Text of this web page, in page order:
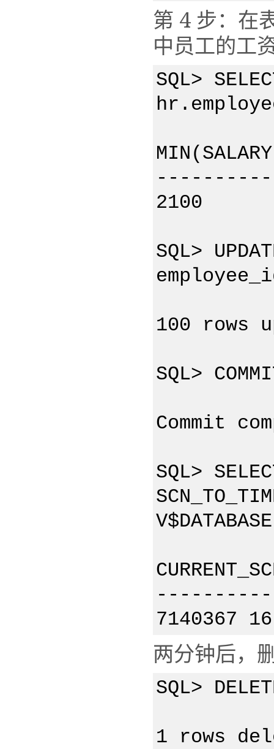
第 4 步：在
中员工的工
SQL>
2100
SQL>
100 rows
SQL>
Commit
SQL>
7140367
两分钟后，
SQL>
1 rows